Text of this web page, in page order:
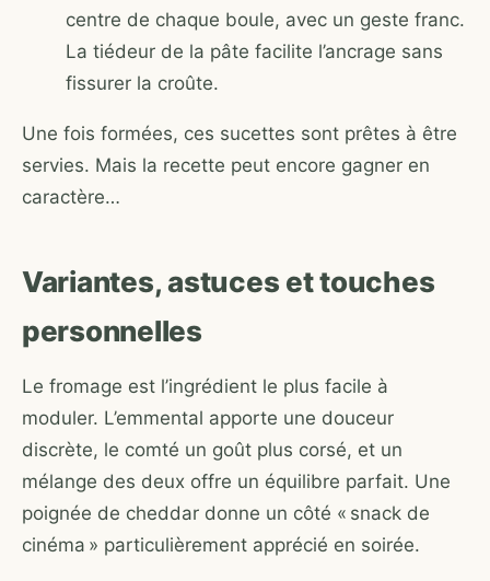
centre de chaque boule, avec un geste franc.
La tiédeur de la pâte facilite l’ancrage sans
fissurer la croûte.
Une fois formées, ces sucettes sont prêtes à être
servies. Mais la recette peut encore gagner en
caractère…
Variantes, astuces et touches
personnelles
Le fromage est l’ingrédient le plus facile à
moduler. L’emmental apporte une douceur
discrète, le comté un goût plus corsé, et un
mélange des deux offre un équilibre parfait. Une
poignée de cheddar donne un côté « snack de
cinéma » particulièrement apprécié en soirée.